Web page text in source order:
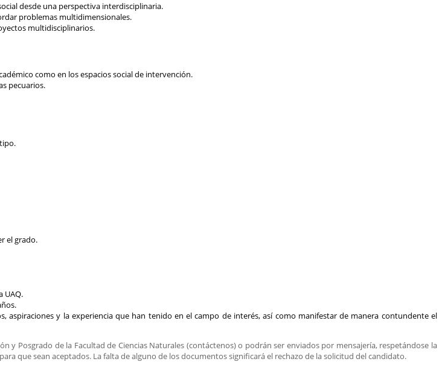
desde una perspectiva interdisciplinaria.
problemas multidimensionales.
multidisciplinarios.
como en los espacios social de intervención.
pecuarios.
el grado.
UAQ.
y la experiencia que han tenido en el campo de interés, así como manifestar de manera contundente el
y Posgrado de la Facultad de Ciencias Naturales (contáctenos) o podrán ser enviados por mensajería, respetándose la
que sean aceptados. La falta de alguno de los documentos significará el rechazo de la solicitud del candidato.